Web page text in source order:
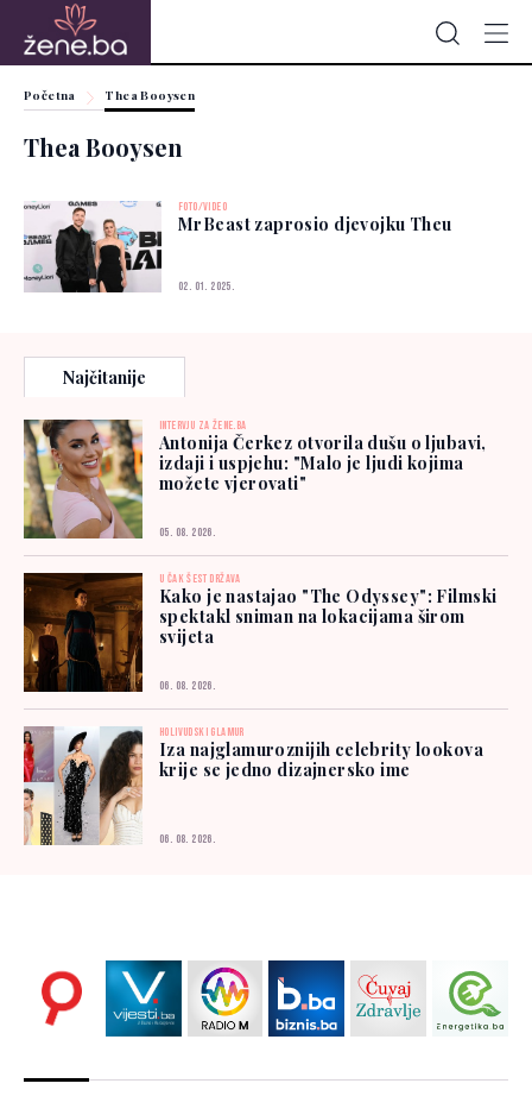
Početna Thea Booysen
Thea Booysen
FOTO/VIDEO
MrBeast zaprosio djevojku Theu
02. 01. 2025.
Najčitanije
INTERVJU ZA ŽENE.BA
Antonija Čerkez otvorila dušu o ljubavi,
izdaji i uspjehu: "Malo je ljudi kojima
možete vjerovati"
05. 08. 2026.
U ČAK ŠEST DRŽAVA
Kako je nastajao "The Odyssey": Filmski
spektakl sniman na lokacijama širom
svijeta
06. 08. 2026.
HOLIVUDSKI GLAMUR
Iza najglamuroznijih celebrity lookova
krije se jedno dizajnersko ime
06. 08. 2026.